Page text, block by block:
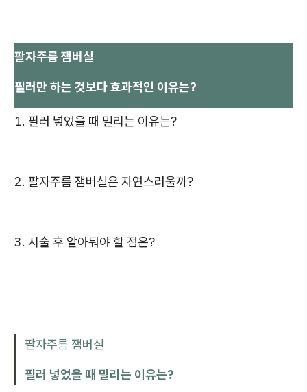
팔자주름 잼버실
필러만 하는 것보다 효과적인 이유는?
1. 필러 넣었을 때 밀리는 이유는?
2. 팔자주름 잼버실은 자연스러울까?
3. 시술 후 알아둬야 할 점은?
팔자주름 잼버실
필러 넣었을 때 밀리는 이유는?